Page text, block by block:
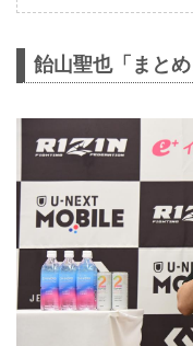
飴山聖也「まと